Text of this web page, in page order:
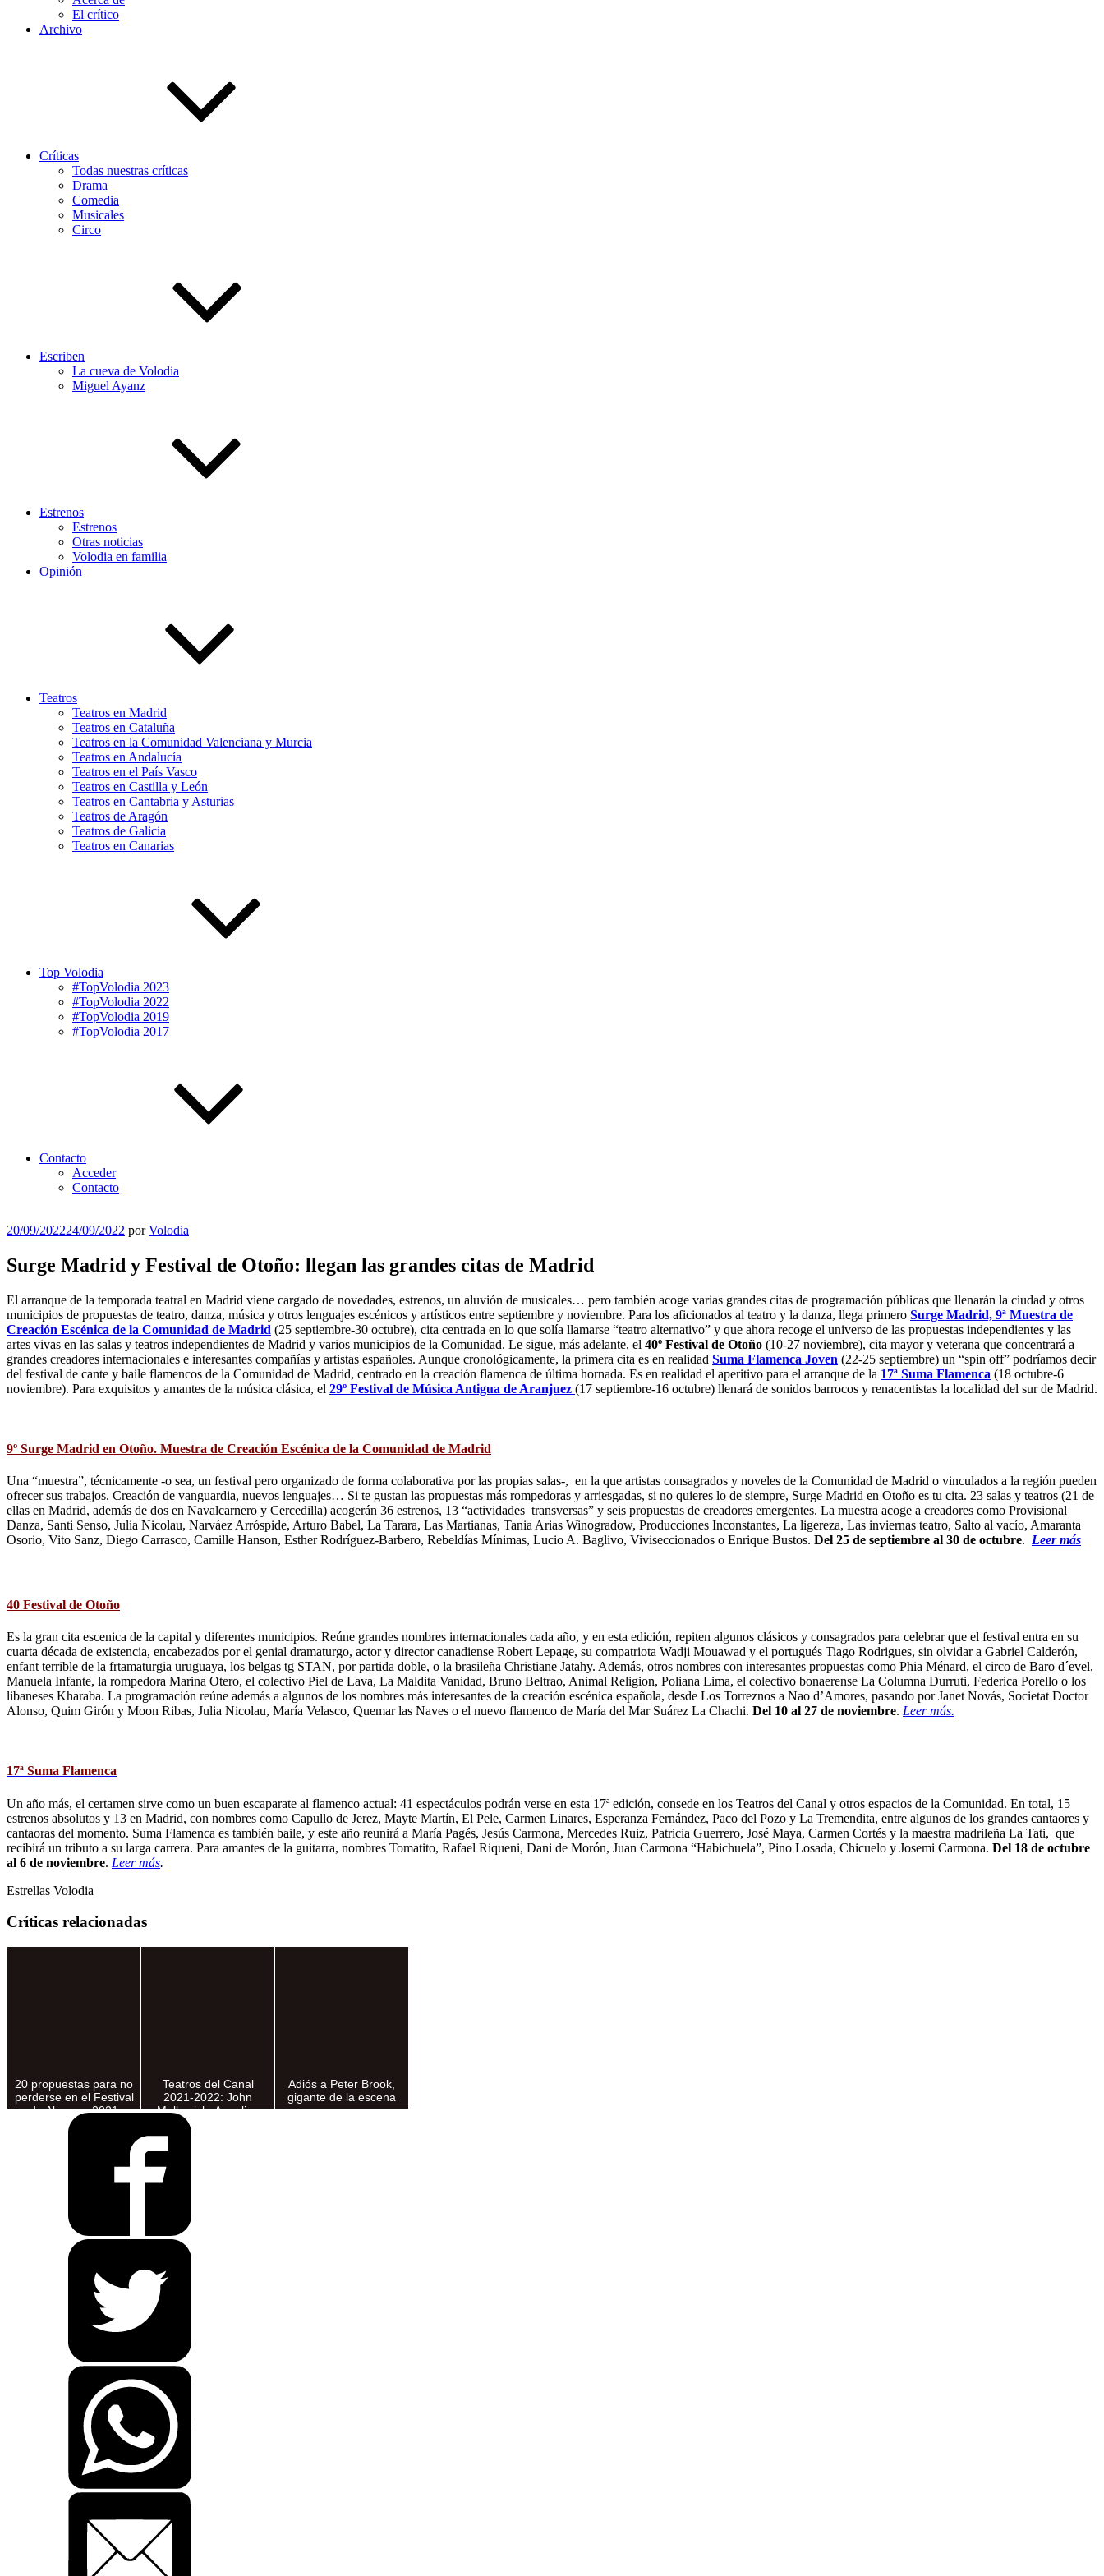
El crítico
Archivo
Críticas
Todas nuestras críticas
Drama
Comedia
Musicales
Circo
Escriben
La cueva de Volodia
Miguel Ayanz
Estrenos
Estrenos
Otras noticias
Volodia en familia
Opinión
Teatros
Teatros en Madrid
Teatros en Cataluña
Teatros en la Comunidad Valenciana y Murcia
Teatros en Andalucía
Teatros en el País Vasco
Teatros en Castilla y León
Teatros en Cantabria y Asturias
Teatros de Aragón
Teatros de Galicia
Teatros en Canarias
Top Volodia
#TopVolodia 2023
#TopVolodia 2022
#TopVolodia 2019
#TopVolodia 2017
Contacto
Acceder
Contacto
Publicado
20/09/202224/09/2022 porVolodia
Surge Madrid y Festival de Otoño: llegan las grandes citas de Madrid
El arranque de la temporada teatral en Madrid viene cargado de novedades, estrenos, un aluvión de musicales… pero también acoge varias grandes citas de programación públicas que llenarán la ciudad y otros
municipios de propuestas de teatro, danza, música y otros lenguajes escénicos y artísticos entre septiembre y noviembre. Para los aficionados al teatro y la danza, llega primero Surge Madrid, 9ª Muestra de
Creación Escénica de la Comunidad de Madrid (25 septiembre-30 octubre), cita centrada en lo que solía llamarse “teatro alternativo” y que ahora recoge el universo de las propuestas independientes y las
artes vivas en las salas y teatros independientes de Madrid y varios municipios de la Comunidad. Le sigue, más adelante, el 40º Festival de Otoño (10-27 noviembre), cita mayor y veterana que concentrará a
grandes creadores internacionales e interesantes compañías y artistas españoles. Aunque cronológicamente, la primera cita es en realidad Suma Flamenca Joven (22-25 septiembre) un “spin off” podríamos decir
del festival de cante y baile flamencos de la Comunidad de Madrid, centrado en la creación flamenca de última hornada. Es en realidad el aperitivo para el arranque de la 17ª Suma Flamenca (18 octubre-6
noviembre). Para exquisitos y amantes de la música clásica, el 29º Festival de Música Antigua de Aranjuez (17 septiembre-16 octubre) llenará de sonidos barrocos y renacentistas la localidad del sur de Madrid.
9º Surge Madrid en Otoño. Muestra de Creación Escénica de la Comunidad de Madrid
Una “muestra”, técnicamente -o sea, un festival pero organizado de forma colaborativa por las propias salas-, en la que artistas consagrados y noveles de la Comunidad de Madrid o vinculados a la región pueden
ofrecer sus trabajos. Creación de vanguardia, nuevos lenguajes… Si te gustan las propuestas más rompedoras y arriesgadas, si no quieres lo de siempre, Surge Madrid en Otoño es tu cita. 23 salas y teatros (21 de
ellas en Madrid, además de dos en Navalcarnero y Cercedilla) acogerán 36 estrenos, 13 “actividades transversas” y seis propuestas de creadores emergentes. La muestra acoge a creadores como Provisional
Danza, Santi Senso, Julia Nicolau, Narváez Arróspide, Arturo Babel, La Tarara, Las Martianas, Tania Arias Winogradow, Producciones Inconstantes, La ligereza, Las inviernas teatro, Salto al vacío, Amaranta
Osorio, Vito Sanz, Diego Carrasco, Camille Hanson, Esther Rodríguez-Barbero, Rebeldías Mínimas, Lucio A. Baglivo, Viviseccionados o Enrique Bustos. Del 25 de septiembre al 30 de octubre. Leer más
40 Festival de Otoño
Es la gran cita escenica de la capital y diferentes municipios. Reúne grandes nombres internacionales cada año, y en esta edición, repiten algunos clásicos y consagrados para celebrar que el festival entra en su
cuarta década de existencia, encabezados por el genial dramaturgo, actor y director canadiense Robert Lepage, su compatriota Wadji Mouawad y el portugués Tiago Rodrigues, sin olvidar a Gabriel Calderón,
enfant terrible de la frtamaturgia uruguaya, los belgas tg STAN, por partida doble, o la brasileña Christiane Jatahy. Además, otros nombres con interesantes propuestas como Phia Ménard, el circo de Baro d´evel,
Manuela Infante, la rompedora Marina Otero, el colectivo Piel de Lava, La Maldita Vanidad, Bruno Beltrao, Animal Religion, Poliana Lima, el colectivo bonaerense La Columna Durruti, Federica Porello o los
libaneses Kharaba. La programación reúne además a algunos de los nombres más interesantes de la creación escénica española, desde Los Torreznos a Nao d’Amores, pasando por Janet Novás, Societat Doctor
Alonso, Quim Girón y Moon Ribas, Julia Nicolau, María Velasco, Quemar las Naves o el nuevo flamenco de María del Mar Suárez La Chachi. Del 10 al 27 de noviembre. Leer más.
17ª Suma Flamenca
Un año más, el certamen sirve como un buen escaparate al flamenco actual: 41 espectáculos podrán verse en esta 17ª edición, consede en los Teatros del Canal y otros espacios de la Comunidad. En total, 15
estrenos absolutos y 13 en Madrid, con nombres como Capullo de Jerez, Mayte Martín, El Pele, Carmen Linares, Esperanza Fernández, Paco del Pozo y La Tremendita, entre algunos de los grandes cantaores y
cantaoras del momento. Suma Flamenca es también baile, y este año reunirá a María Pagés, Jesús Carmona, Mercedes Ruiz, Patricia Guerrero, José Maya, Carmen Cortés y la maestra madrileña La Tati, que
recibirá un tributo a su larga carrera. Para amantes de la guitarra, nombres Tomatito, Rafael Riqueni, Dani de Morón, Juan Carmona “Habichuela”, Pino Losada, Chicuelo y Josemi Carmona. Del 18 de octubre
al 6 de noviembre. Leer más.
Estrellas Volodia
Críticas relacionadas
20 propuestas para no
perderse en el Festival
de Almagro 2021
Teatros del Canal
2021-2022: John
Malkovich, Angelica
Liddell, Krystian Lupa,
Pippo Delbono y
Adiós a Peter Brook,
gigante de la escena